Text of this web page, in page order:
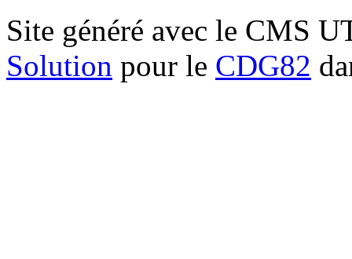
Site généré avec le CMS
Solution pour le CDG82